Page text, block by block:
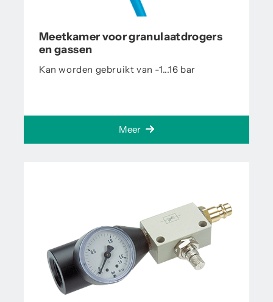
Meetkamer voor granulaatdrogers
en gassen
Kan worden gebruikt van -1...16 bar
Meer